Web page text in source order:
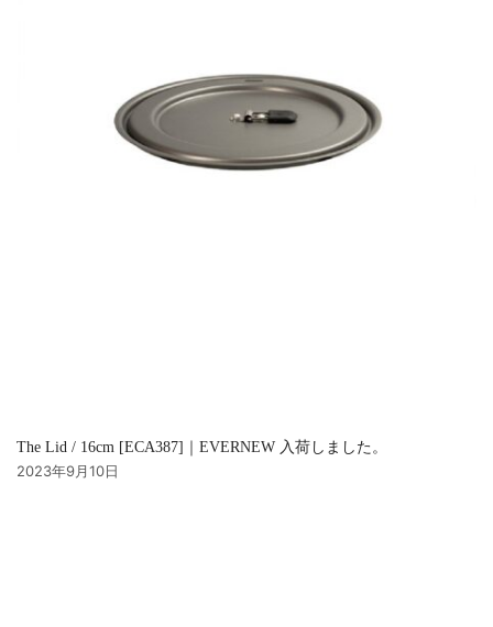
The Lid / 16cm [ECA387]｜EVERNEW 入荷しました。
2023年9月10日